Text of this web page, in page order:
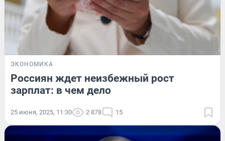
ЭКОНОМИКА
Россиян ждет неизбежный рост
зарплат: в чем дело
25 июня, 2025, 11:30 2 878 15